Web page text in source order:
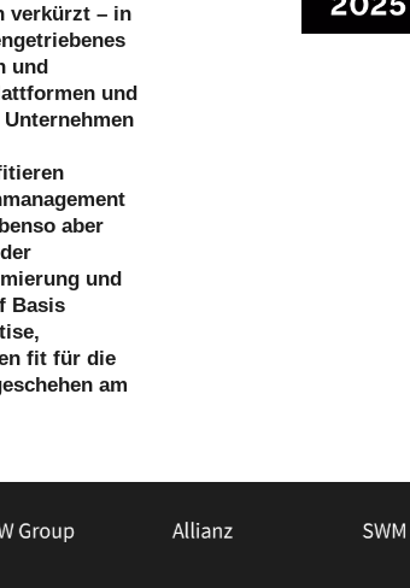
verkürzt – in
und
und
aber
und
Basis
fit für die
am